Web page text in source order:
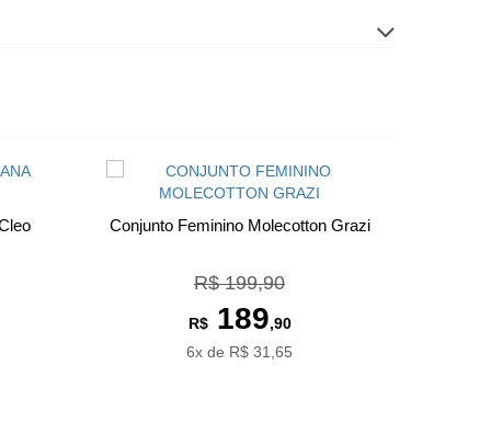
Conjunto Feminino Molecotton Grazi
R$ 199,90
R$189,90
6x de R$ 31,65